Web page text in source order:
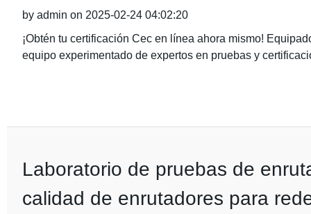
by admin on 2025-02-24 04:02:20
¡Obtén tu certificación Cec en línea ahora mismo!
equipo experimentado de expertos en pruebas y
Laboratorio de pruebas de
calidad de enrutadores para